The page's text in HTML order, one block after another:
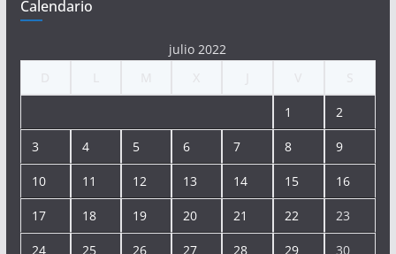
Calendario
julio 2022
1 2
3 4 5 6 7 8 9
10 11 12 13 14 15 16
17 18 19 20 21 22 23
24 25 26 27 28 29 30